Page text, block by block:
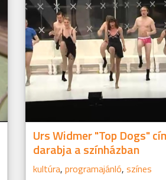
Urs Widmer "Top Dogs"
darabja a színházban
kultúra, programajánló, színes